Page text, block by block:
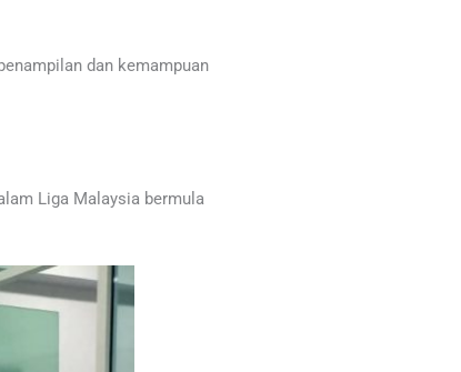
dan kemampuan
Liga Malaysia bermula